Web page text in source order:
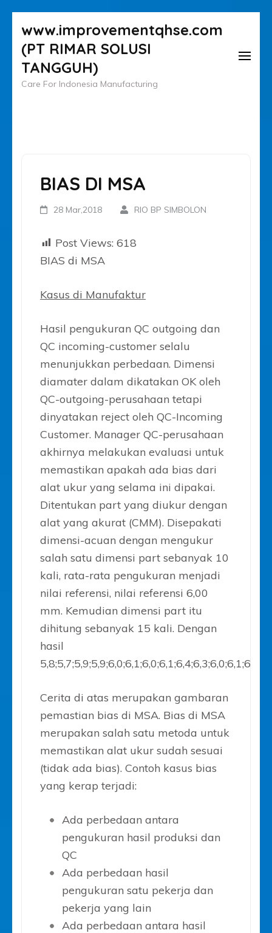
ke
konten
(Tekan
Enter)
www.improvementqhse.com
(PT RIMAR SOLUSI
TANGGUH)
Care For Indonesia Manufacturing
BIAS DI MSA
28 Mar,2018 RIO BP SIMBOLON
Post Views: 618
BIAS di MSA
Kasus di Manufaktur
Hasil pengukuran QC outgoing dan
QC incoming-customer selalu
menunjukkan perbedaan. Dimensi
diamater dalam dikatakan OK oleh
QC-outgoing-perusahaan tetapi
dinyatakan reject oleh QC-Incoming
Customer. Manager QC-perusahaan
akhirnya melakukan evaluasi untuk
memastikan apakah ada bias dari
alat ukur yang selama ini dipakai.
Ditentukan part yang diukur dengan
alat yang akurat (CMM). Disepakati
dimensi-acuan dengan mengukur
salah satu dimensi part sebanyak 10
kali, rata-rata pengukuran menjadi
nilai referensi, nilai referensi 6,00
mm. Kemudian dimensi part itu
dihitung sebanyak 15 kali. Dengan
hasil
Cerita di atas merupakan gambaran
pemastian bias di MSA. Bias di MSA
merupakan salah satu metoda untuk
memastikan alat ukur sudah sesuai
(tidak ada bias). Contoh kasus bias
yang kerap terjadi:
Ada perbedaan antara
pengukuran hasil produksi dan
QC
Ada perbedaan hasil
pengukuran satu pekerja dan
pekerja yang lain
Ada perbedaan antara hasil